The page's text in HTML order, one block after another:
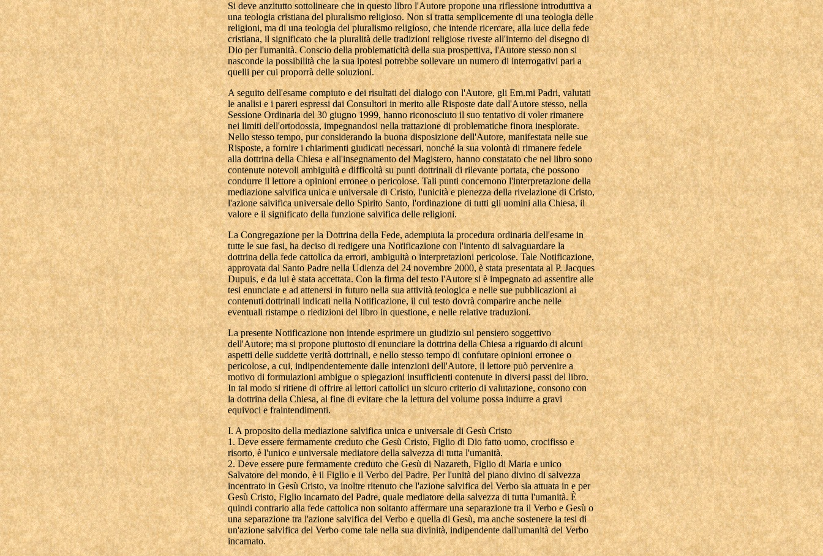
Si deve anzitutto sottolineare che in questo libro l'Autore propone una riflessione introduttiva a
una teologia cristiana del pluralismo religioso. Non si tratta semplicemente di una teologia delle
religioni, ma di una teologia del pluralismo religioso, che intende ricercare, alla luce della fede
cristiana, il significato che la pluralità delle tradizioni religiose riveste all'interno del disegno di
Dio per l'umanità. Conscio della problematicità della sua prospettiva, l'Autore stesso non si
nasconde la possibilità che la sua ipotesi potrebbe sollevare un numero di interrogativi pari a
quelli per cui proporrà delle soluzioni.
A seguito dell'esame compiuto e dei risultati del dialogo con l'Autore, gli Em.mi Padri, valutati
le analisi e i pareri espressi dai Consultori in merito alle Risposte date dall'Autore stesso, nella
Sessione Ordinaria del 30 giugno 1999, hanno riconosciuto il suo tentativo di voler rimanere
nei limiti dell'ortodossia, impegnandosi nella trattazione di problematiche finora inesplorate.
Nello stesso tempo, pur considerando la buona disposizione dell'Autore, manifestata nelle sue
Risposte, a fornire i chiarimenti giudicati necessari, nonché la sua volontà di rimanere fedele
alla dottrina della Chiesa e all'insegnamento del Magistero, hanno constatato che nel libro sono
contenute notevoli ambiguità e difficoltà su punti dottrinali di rilevante portata, che possono
condurre il lettore a opinioni erronee o pericolose. Tali punti concernono l'interpretazione della
mediazione salvifica unica e universale di Cristo, l'unicità e pienezza della rivelazione di Cristo,
l'azione salvifica universale dello Spirito Santo, l'ordinazione di tutti gli uomini alla Chiesa, il
valore e il significato della funzione salvifica delle religioni.
La Congregazione per la Dottrina della Fede, adempiuta la procedura ordinaria dell'esame in
tutte le sue fasi, ha deciso di redigere una Notificazione con l'intento di salvaguardare la
dottrina della fede cattolica da errori, ambiguità o interpretazioni pericolose. Tale Notificazione,
approvata dal Santo Padre nella Udienza del 24 novembre 2000, è stata presentata al P. Jacques
Dupuis, e da lui è stata accettata. Con la firma del testo l'Autore si è impegnato ad assentire alle
tesi enunciate e ad attenersi in futuro nella sua attività teologica e nelle sue pubblicazioni ai
contenuti dottrinali indicati nella Notificazione, il cui testo dovrà comparire anche nelle
eventuali ristampe o riedizioni del libro in questione, e nelle relative traduzioni.
La presente Notificazione non intende esprimere un giudizio sul pensiero soggettivo
dell'Autore; ma si propone piuttosto di enunciare la dottrina della Chiesa a riguardo di alcuni
aspetti delle suddette verità dottrinali, e nello stesso tempo di confutare opinioni erronee o
pericolose, a cui, indipendentemente dalle intenzioni dell'Autore, il lettore può pervenire a
motivo di formulazioni ambigue o spiegazioni insufficienti contenute in diversi passi del libro.
In tal modo si ritiene di offrire ai lettori cattolici un sicuro criterio di valutazione, consono con
la dottrina della Chiesa, al fine di evitare che la lettura del volume possa indurre a gravi
equivoci e fraintendimenti.
I. A proposito della mediazione salvifica unica e universale di Gesù Cristo
1. Deve essere fermamente creduto che Gesù Cristo, Figlio di Dio fatto uomo, crocifisso e
risorto, è l'unico e universale mediatore della salvezza di tutta l'umanità.
2. Deve essere pure fermamente creduto che Gesù di Nazareth, Figlio di Maria e unico
Salvatore del mondo, è il Figlio e il Verbo del Padre. Per l'unità del piano divino di salvezza
incentrato in Gesù Cristo, va inoltre ritenuto che l'azione salvifica del Verbo sia attuata in e per
Gesù Cristo, Figlio incarnato del Padre, quale mediatore della salvezza di tutta l'umanità. È
quindi contrario alla fede cattolica non soltanto affermare una separazione tra il Verbo e Gesù o
una separazione tra l'azione salvifica del Verbo e quella di Gesù, ma anche sostenere la tesi di
un'azione salvifica del Verbo come tale nella sua divinità, indipendente dall'umanità del Verbo
incarnato.